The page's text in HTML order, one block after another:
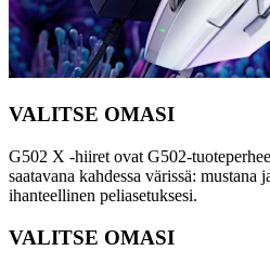
VALITSE OMASI
G502 X -hiiret ovat G502-
saatavana kahdessa värissä:
ihanteellinen peliasetuksesi.
VALITSE OMASI